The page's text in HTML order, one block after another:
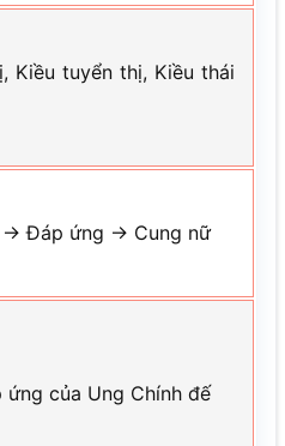
Kiều tuyển thị, Kiều thái
→ Đáp ứng → Cung nữ
ứng của Ung Chính đế